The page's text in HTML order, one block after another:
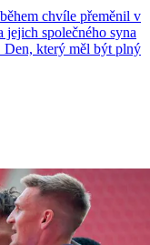
chvíle přeměnil v
jejich společného syna
Den, který měl být plný